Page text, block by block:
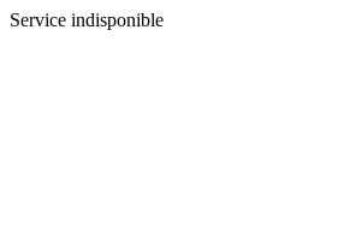
Service indisponible